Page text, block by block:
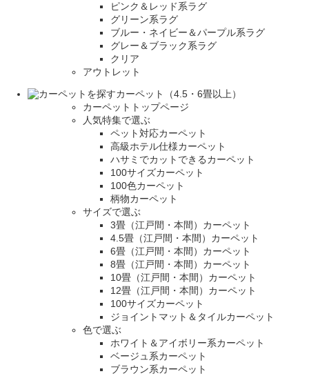
ピンク＆レッド系ラグ
グリーン系ラグ
ブルー・ネイビー＆パープル系ラグ
グレー＆ブラック系ラグ
クリア
アウトレット
カーペット（4.5・6畳以上）
カーペットトップページ
人気特集で選ぶ
ペット対応カーペット
高級ホテル仕様カーペット
ハサミでカットできるカーペット
100サイズカーペット
100色カーペット
柄物カーペット
サイズで選ぶ
3畳（江戸間・本間）カーペット
4.5畳（江戸間・本間）カーペット
6畳（江戸間・本間）カーペット
8畳（江戸間・本間）カーペット
10畳（江戸間・本間）カーペット
12畳（江戸間・本間）カーペット
100サイズカーペット
ジョイントマット＆タイルカーペット
色で選ぶ
ホワイト＆アイボリー系カーペット
ベージュ系カーペット
ブラウン系カーペット